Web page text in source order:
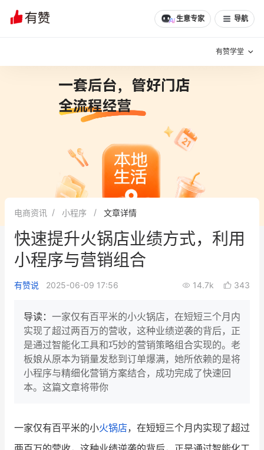
生意专家 导航
有赞学堂
增长方法
有赞专家说
新零售最佳实践
面对面聊增长
新零售大会 新零售茶会
增长产品指南
智库 产品场景库
产品更新动态
电商资讯 小程序 文章详情
快速提升火锅店业绩方式，利用
小程序与营销组合
有赞说 2025-06-09 17:56 14.7k 343
导读： 一家仅有百平米的小火锅店，在短短三个月内
实现了超过两百万的营收，这种业绩逆袭的背后，正
是通过智能化工具和巧妙的营销策略组合实现的。老
板娘从原本为销量发愁到订单爆满，她所依赖的是将
小程序与精细化营销方案结合，成功完成了快速回
本。这篇文章将带你
一家仅有百平米的小火锅店，在短短三个月内实现了超过